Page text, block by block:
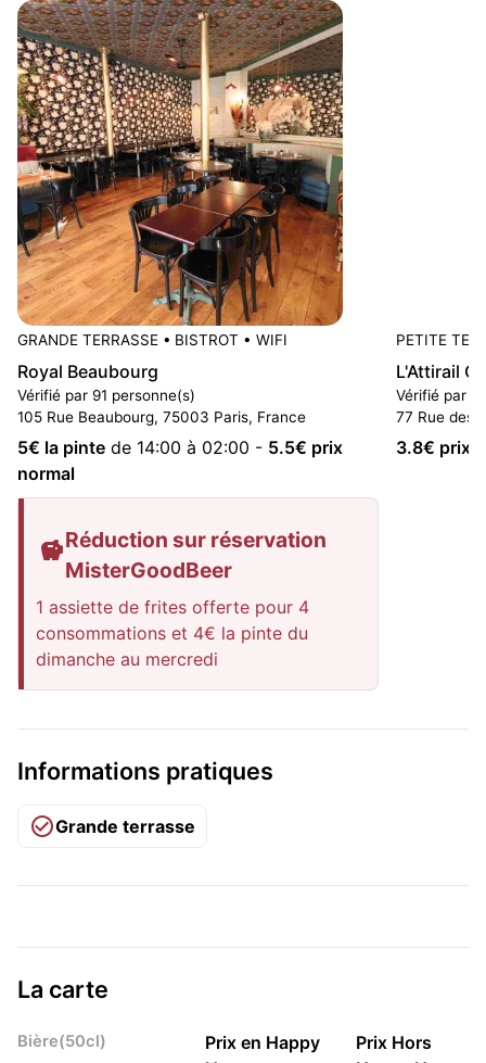
GRANDE TERRASSE • BISTROT • WIFI
Royal Beaubourg
Vérifié par 91 personne(s)
105 Rue Beaubourg, 75003 Paris, France
5€ la pinte de 14:00 à 02:00 - 5.5€ prix
normal
Réduction sur réservation
MisterGoodBeer
1 assiette de frites offerte pour 4
consommations et 4€ la pinte du
dimanche au mercredi
PETITE
L'Attirail
Vérifié par 5
77 Rue des
3.8€ prix
Informations pratiques
Grande terrasse
La carte
Bière(50cl)
Prix en Happy
Prix Hors